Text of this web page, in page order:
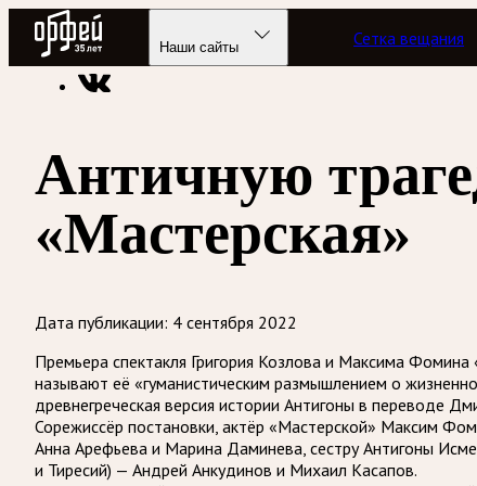
Радио Орфей
Наши сайты Сетка вещания
Радио классической музыки «Орфей» Новости
Античную
«Мастерская»
Дата публикации: 4 сентября 2022
Премьера спектакля Григория Козлова и Максима Фомина
называют её «гуманистическим размышлением о
древнегреческая версия истории Антигоны в переводе
Сорежиссёр постановки, актёр «Мастерской» Максим
Анна Арефьева и Марина Даминева, сестру Антигоны
и Тиресий) — Андрей Анкудинов и Михаил Касапов.